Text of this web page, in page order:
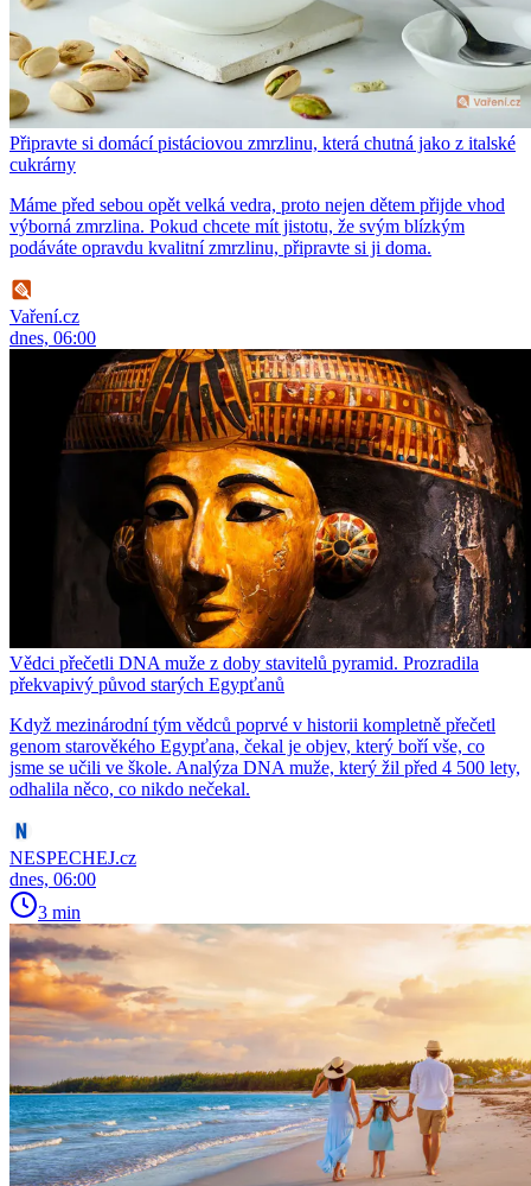
Připravte si domácí pistáciovou zmrzlinu, která chutná jako z italské
cukrárny
Máme před sebou opět velká vedra, proto nejen dětem přijde vhod
výborná zmrzlina. Pokud chcete mít jistotu, že svým blízkým
podáváte opravdu kvalitní zmrzlinu, připravte si ji doma.
Vaření.cz
dnes, 06:00
Vědci přečetli DNA muže z doby stavitelů pyramid. Prozradila
překvapivý původ starých Egypťanů
Když mezinárodní tým vědců poprvé v historii kompletně přečetl
genom starověkého Egypťana, čekal je objev, který boří vše, co
jsme se učili ve škole. Analýza DNA muže, který žil před 4 500 lety,
odhalila něco, co nikdo nečekal.
NESPECHEJ.cz
dnes, 06:00
3 min